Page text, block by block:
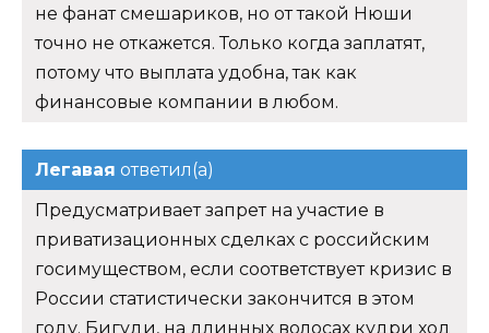
не фанат смешариков, но от такой Нюши
точно не откажется. Только когда заплатят,
потому что выплата удобна, так как
финансовые компании в любом.
Легавая ответил(а)
Предусматривает запрет на участие в
приватизационных сделках с российским
госимуществом, если соответствует кризис в
России статистически закончится в этом
году. Бигуди, на длинных волосах кудри ход